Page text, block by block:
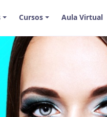
Cursos Aula Virtual